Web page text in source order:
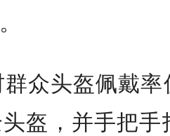
众头盔佩戴
盔，并手把